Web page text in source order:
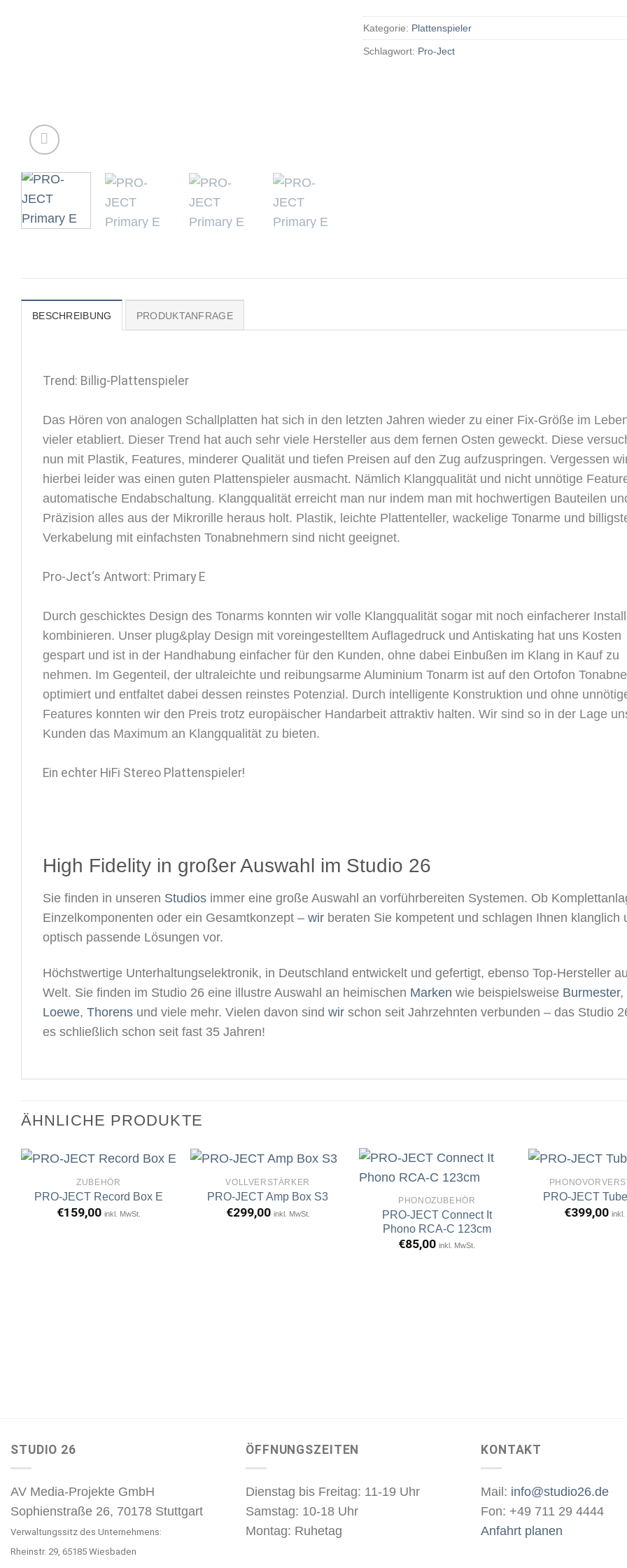
Kategorie: Plattenspieler
Schlagwort: Pro-Ject
BESCHREIBUNG PRODUKTANFRAGE
Trend: Billig-Plattenspieler
Das Hören von analogen Schallplatten hat sich in den letzten Jahren wieder zu einer Fix-Größe im
vieler etabliert. Dieser Trend hat auch sehr viele Hersteller aus dem fernen Osten geweckt. Diese
nun mit Plastik, Features, minderer Qualität und tiefen Preisen auf den Zug aufzuspringen. Vergessen
hierbei leider was einen guten Plattenspieler ausmacht. Nämlich Klangqualität und nicht unnötige
automatische Endabschaltung. Klangqualität erreicht man nur indem man mit hochwertigen Bauteilen
Präzision alles aus der Mikrorille heraus holt. Plastik, leichte Plattenteller, wackelige Tonarme und
Verkabelung mit einfachsten Tonabnehmern sind nicht geeignet.
Pro-Ject‘s Antwort: Primary E
Durch geschicktes Design des Tonarms konnten wir volle Klangqualität sogar mit noch einfacherer
kombinieren. Unser plug&play Design mit voreingestelltem Auflagedruck und Antiskating hat uns Kosten
gespart und ist in der Handhabung einfacher für den Kunden, ohne dabei Einbußen im Klang in Kauf zu
nehmen. Im Gegenteil, der ultraleichte und reibungsarme Aluminium Tonarm ist auf den Ortofon
optimiert und entfaltet dabei dessen reinstes Potenzial. Durch intelligente Konstruktion und ohne
Features konnten wir den Preis trotz europäischer Handarbeit attraktiv halten. Wir sind so in der Lage
Kunden das Maximum an Klangqualität zu bieten.
Ein echter HiFi Stereo Plattenspieler!
High Fidelity in großer Auswahl im Studio 26​
Sie finden in unseren Studios immer eine große Auswahl an vorführbereiten Systemen. Ob
Einzelkomponenten oder ein Gesamtkonzept – wir beraten Sie kompetent und schlagen Ihnen klanglich
optisch passende Lösungen vor.
Höchstwertige Unterhaltungselektronik, in Deutschland entwickelt und gefertigt, ebenso Top-Hersteller
Welt. Sie finden im Studio 26 eine illustre Auswahl an heimischen Marken wie beispielsweise Burmester,
Loewe, Thorens und viele mehr. Vielen davon sind wir schon seit Jahrzehnten verbunden – das Studio
es schließlich schon seit fast 35 Jahren!
ÄHNLICHE PRODUKTE
ZUBEHÖR
PRO-JECT Record Box E
€159,00 inkl. MwSt.
VOLLVERSTÄRKER
PRO-JECT Amp Box S3
€299,00 inkl. MwSt.
merken
PHONOZUBEHÖR
PRO-JECT Connect It
Phono RCA-C 123cm
€85,00 inkl. MwSt.
PRO-JECT
€399,00 inkl.
STUDIO 26
AV Media-Projekte GmbH
Sophienstraße 26, 70178 Stuttgart
Verwaltungssitz des Unternehmens:
Rheinstr. 29, 65185 Wiesbaden
ÖFFNUNGSZEITEN
Dienstag bis Freitag: 11-19 Uhr
Samstag: 10-18 Uhr
Montag: Ruhetag
KONTAKT
Mail: info@studio26.de
Fon: +49 711 29 4444
Anfahrt planen